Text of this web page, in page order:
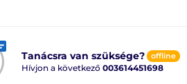
Tanácsra van szüksége? offline
Hívjon a következő 003614451698